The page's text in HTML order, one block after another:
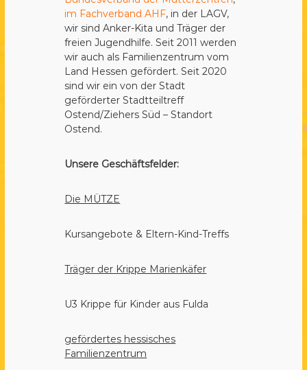
im Fachverband AHF, in der LAGV,
wir sind Anker-Kita und Träger der
freien Jugendhilfe. Seit 2011 werden
wir auch als Familienzentrum vom
Land Hessen gefördert. Seit 2020
sind wir ein von der Stadt
geförderter Stadtteiltreff
Ostend/Ziehers Süd – Standort
Ostend.
Unsere Geschäftsfelder:
Die MÜTZE
Kursangebote & Eltern-Kind-Treffs
Träger der Krippe Marienkäfer
U3 Krippe für Kinder aus Fulda
gefördertes hessisches
Familienzentrum